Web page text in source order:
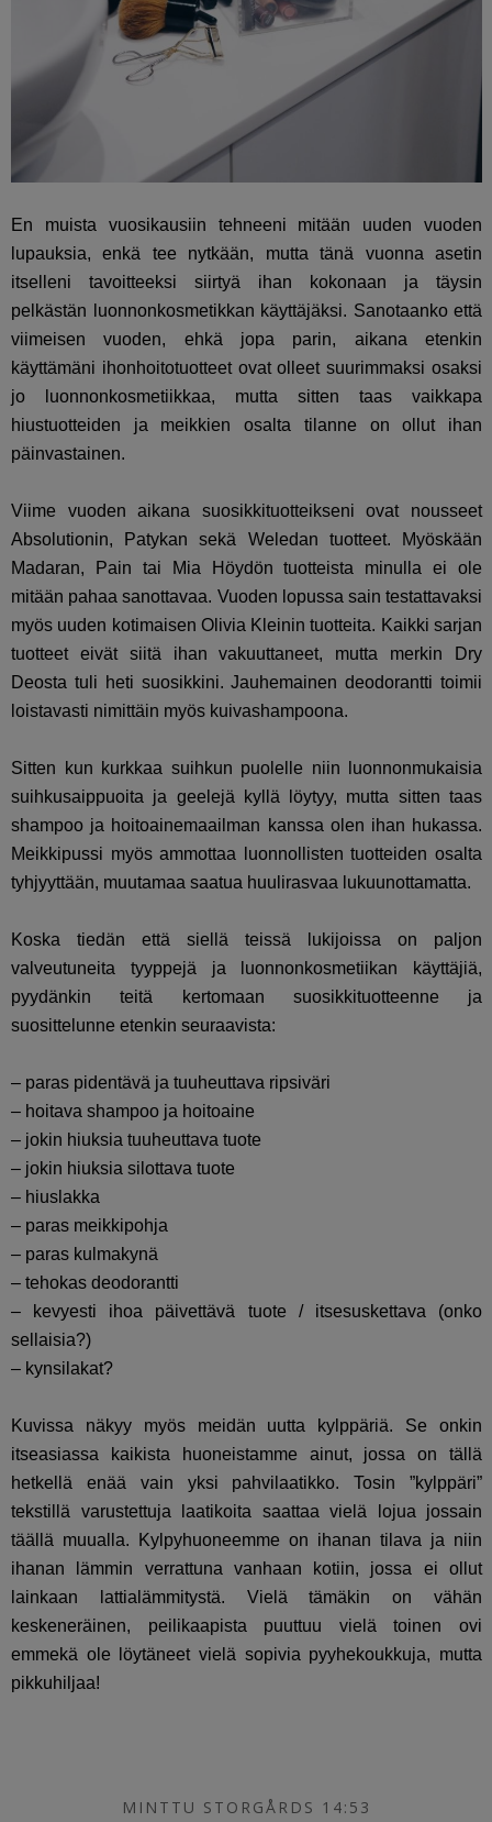
En muista vuosikausiin tehneeni mitään uuden vuoden
lupauksia, enkä tee nytkään, mutta tänä vuonna asetin
itselleni tavoitteeksi siirtyä ihan kokonaan ja täysin
pelkästän luonnonkosmetikkan käyttäjäksi. Sanotaanko että
viimeisen vuoden, ehkä jopa parin, aikana etenkin
käyttämäni ihonhoitotuotteet ovat olleet suurimmaksi osaksi
jo luonnonkosmetiikkaa, mutta sitten taas vaikkapa
hiustuotteiden ja meikkien osalta tilanne on ollut ihan
päinvastainen.
Viime vuoden aikana suosikkituotteikseni ovat nousseet
Absolutionin, Patykan sekä Weledan tuotteet. Myöskään
Madaran, Pain tai Mia Höydön tuotteista minulla ei ole
mitään pahaa sanottavaa. Vuoden lopussa sain testattavaksi
myös uuden kotimaisen Olivia Kleinin tuotteita. Kaikki sarjan
tuotteet eivät siitä ihan vakuuttaneet, mutta merkin Dry
Deosta tuli heti suosikkini. Jauhemainen deodorantti toimii
loistavasti nimittäin myös kuivashampoona.
Sitten kun kurkkaa suihkun puolelle niin luonnonmukaisia
suihkusaippuoita ja geelejä kyllä löytyy, mutta sitten taas
shampoo ja hoitoainemaailman kanssa olen ihan hukassa.
Meikkipussi myös ammottaa luonnollisten tuotteiden osalta
tyhjyyttään, muutamaa saatua huulirasvaa lukuunottamatta.
Koska tiedän että siellä teissä lukijoissa on paljon
valveutuneita tyyppejä ja luonnonkosmetiikan käyttäjiä,
pyydänkin teitä kertomaan suosikkituotteenne ja
suosittelunne etenkin seuraavista:
– paras pidentävä ja tuuheuttava ripsiväri
– hoitava shampoo ja hoitoaine
– jokin hiuksia tuuheuttava tuote
– jokin hiuksia silottava tuote
– hiuslakka
– paras meikkipohja
– paras kulmakynä
– tehokas deodorantti
– kevyesti ihoa päivettävä tuote / itsesuskettava (onko
sellaisia?)
– kynsilakat?
Kuvissa näkyy myös meidän uutta kylppäriä. Se onkin
itseasiassa kaikista huoneistamme ainut, jossa on tällä
hetkellä enää vain yksi pahvilaatikko. Tosin ”kylppäri”
tekstillä varustettuja laatikoita saattaa vielä lojua jossain
täällä muualla. Kylpyhuoneemme on ihanan tilava ja niin
ihanan lämmin verrattuna vanhaan kotiin, jossa ei ollut
lainkaan lattialämmitystä. Vielä tämäkin on vähän
keskeneräinen, peilikaapista puuttuu vielä toinen ovi
emmekä ole löytäneet vielä sopivia pyyhekoukkuja, mutta
pikkuhiljaa!
MINTTU STORGÅRDS 14:53